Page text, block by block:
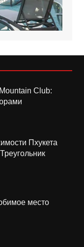
Club:
Пхукета
место